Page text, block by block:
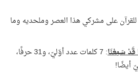
على مشركي هذا العصر وملحديه وما
قَدْ سَمِعْنَا
: 7 كلمات عدد أوّليّ، و31 حرفًا،
أيضًا!